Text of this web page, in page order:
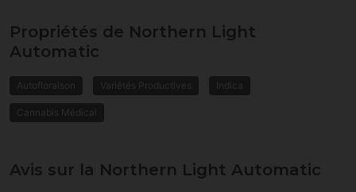
Propriétés de Northern Light
Automatic
Autofloraison Variétés Productives Indica
Cannabis Médical
Avis sur la Northern Light Automatic